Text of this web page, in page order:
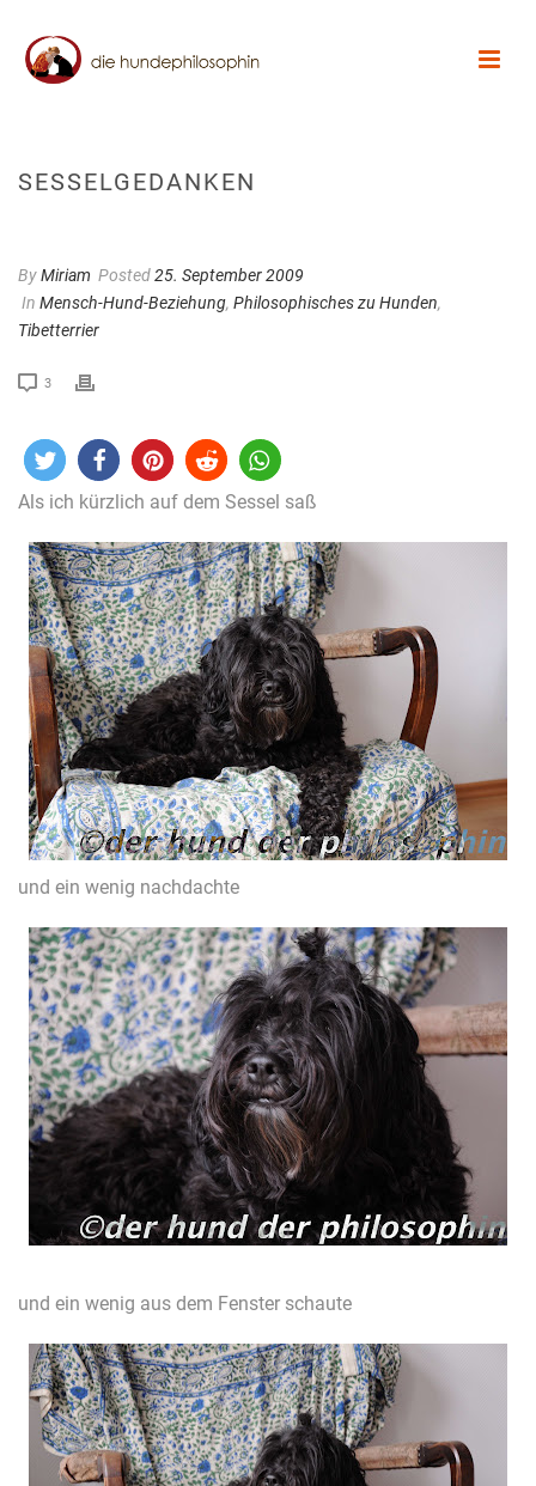
SESSELGEDANKEN
ByMiriam Posted25. September 2009
In Mensch-Hund-Beziehung, Philosophisches zu Hunden,
Tibetterrier
3
Als ich kürzlich auf dem Sessel saß
und ein wenig nachdachte
und ein wenig aus dem Fenster schaute